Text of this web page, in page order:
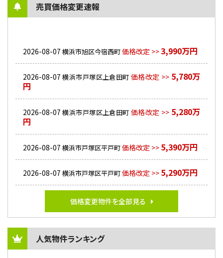
売買価格変更速報
2026-08-07 横浜市旭区今宿西町価格改定 >>3,990万円
2026-08-07 横浜市戸塚区上倉田町 価格改定 >> 5,780万
円
2026-08-07 横浜市戸塚区上倉田町 価格改定 >> 5,280万
円
2026-08-07 横浜市戸塚区平戸町価格改定 >> 5,390万円
2026-08-07 横浜市戸塚区平戸町価格改定 >> 5,290万円
価格変更物件を全部見る
人気物件ランキング